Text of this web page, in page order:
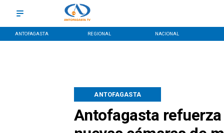
ANTOFAGASTA REGIONAL NACIONAL
Antofagasta
ANTOFAGASTA